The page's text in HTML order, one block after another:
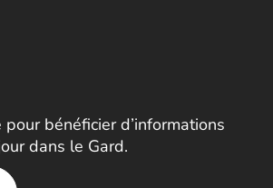
bénéficier d’informations
dans le Gard.